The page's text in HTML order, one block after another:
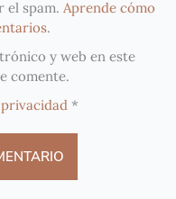
el spam. Aprende cómo
.
y web en este
comente.
*